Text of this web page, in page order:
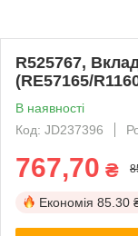
R525767,
(RE57165/
В наявності
Код: JD237396
767,70 ₴
Економія 85.30